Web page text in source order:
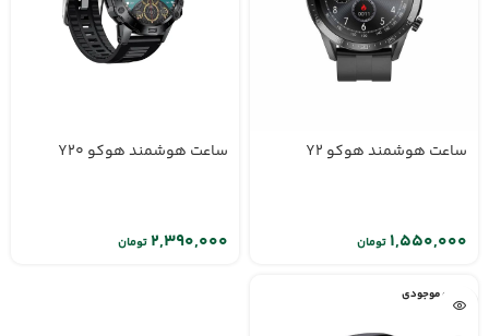
ساعت هوشمند هوکو Y2
تومان
ساعت هوشمند هوکو Y20
تومان
اتمام موجودی